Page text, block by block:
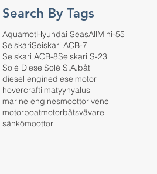
Search By Tags
AquamotHyundai SeasAllMini-55
SeiskariSeiskari ACB-7
Seiskari ACB-8Seiskari S-23
Solé DieselSolé S.A.båt
diesel enginedieselmotor
hovercraftilmatyynyalus
marine enginesmoottorivene
motorboatmotorbåtsvävare
sähkömoottori